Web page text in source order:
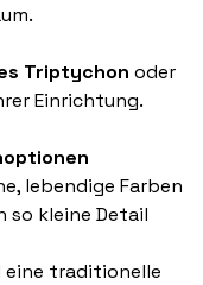
Triptychon oder
Einrichtung.
lebendige Farben
so kleine Detail
eine traditionelle